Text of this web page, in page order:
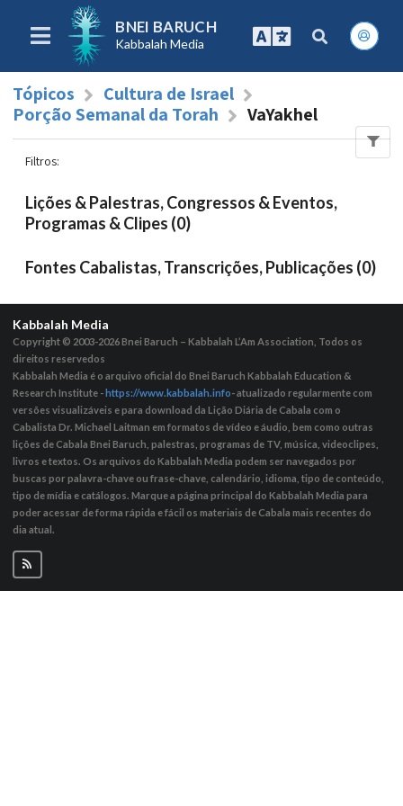
BNEI BARUCH
Kabbalah Media
Tópicos
Cultura de Israel
Porção Semanal da Torah
VaYakhel
Filtros:
Lições & Palestras, Congressos & Eventos,
Programas & Clipes (0)
Fontes Cabalistas, Transcrições, Publicações (0)
Kabbalah Media
Copyright © 2003-2026Bnei Baruch – Kabbalah L’Am Association, Todos os
direitos reservedos
Kabbalah Media é o arquivo oficial do Bnei Baruch Kabbalah Education &
Research Institute -https://www.kabbalah.info- atualizado regularmente com
versões visualizáveis ​​e para download da Lição Diária de Cabala com o
Cabalista Dr. Michael Laitman em formatos de vídeo e áudio, bem como outras
lições de Cabala Bnei Baruch, palestras, programas de TV, música, videoclipes,
livros e textos. Os arquivos do Kabbalah Media podem ser navegados por
buscas por palavra-chave ou frase-chave, calendário, idioma, tipo de conteúdo,
tipo de mídia e catálogos. Marque a página principal do Kabbalah Media para
poder acessar de forma rápida e fácil os materiais de Cabala mais recentes do
dia atual.